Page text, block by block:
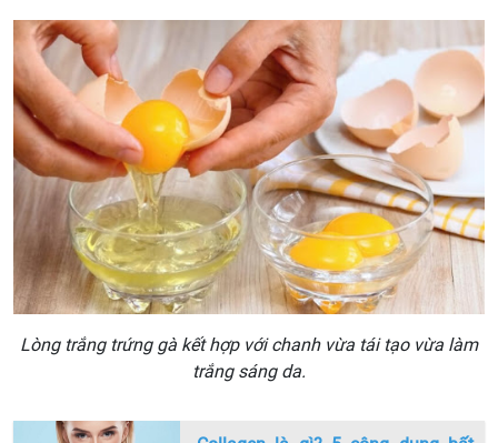
Lòng trắng trứng gà kết hợp với chanh vừa tái tạo vừa làm
trắng sáng da.